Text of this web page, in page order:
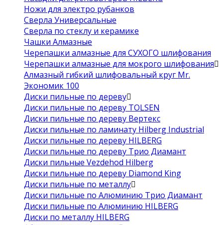
Ножи для электро рубанков
Сверла Универсальные
Сверла по стеклу и керамике
Чашки Алмазные
Черепашки алмазные для СУХОГО шлифования
Черепашки алмазные для мокрого шлифования
Алмазный гибкий шлифовальный круг Mr.
Экономик 100
Диски пильные по дереву
Диски пильные по дереву TOLSEN
Диски пильные по дереву Вертекс
Диски пильные по ламинату Hilberg Industrial
Диски пильные по дереву HILBERG
Диски пильные по дереву Трио Диамант
Диски пильные Vezdehod Hilberg
Диски пильные по дереву Diamond King
Диски пильные по металлу
Диски пильные по Алюминию Трио Диамант
Диски пильные по Алюминию HILBERG
Диски по металлу HILBERG